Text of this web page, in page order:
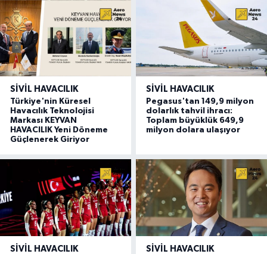
SIVIL HAVACILIK
Türkiye'nin Küresel
Havacılık Teknolojisi
Markası KEYVAN
HAVACILIK Yeni Döneme
Güçlenerek Giriyor
SIVIL HAVACILIK
Pegasus'tan 149,9 milyon
dolarlık tahvil ihracı:
Toplam büyüklük 649,9
milyon dolara ulaşıyor
SIVIL HAVACILIK SIVIL HAVACILIK